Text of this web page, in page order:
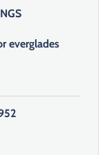
everglades